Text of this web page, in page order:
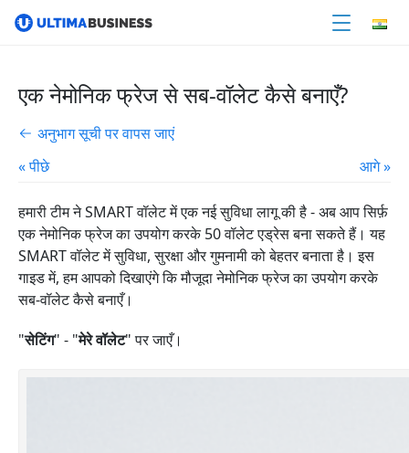
एक नेमोनिक फ्रेज से सब-वॉलेट कैसे बनाएँ?
अनुभाग सूची पर वापस जाएं
« पीछे
आगे »
हमारी टीम ने SMART वॉलेट में एक नई सुविधा लागू की है - अब आप सिर्फ़
एक नेमोनिक फ्रेज का उपयोग करके 50 वॉलेट एड्रेस बना सकते हैं। यह
SMART वॉलेट में सुविधा, सुरक्षा और गुमनामी को बेहतर बनाता है। इस
गाइड में, हम आपको दिखाएंगे कि मौजूदा नेमोनिक फ्रेज का उपयोग करके
सब-वॉलेट कैसे बनाएँ।
"सेटिंग" - "मेरे वॉलेट" पर जाएँ।